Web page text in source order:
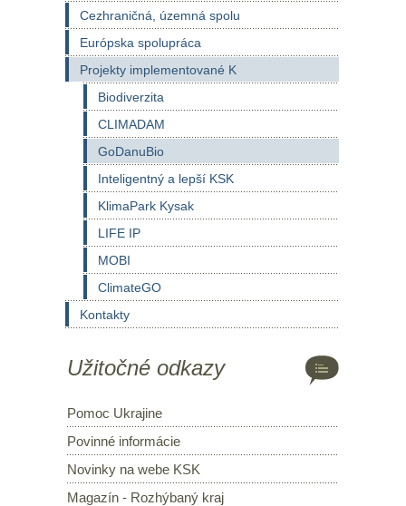
Cezhraničná, územná spolu
Európska spolupráca
Projekty implementované K
Biodiverzita
CLIMADAM
GoDanuBio
Inteligentný a lepší KSK
KlimaPark Kysak
LIFE IP
MOBI
ClimateGO
Kontakty
Užitočné odkazy
Pomoc Ukrajine
Povinné informácie
Novinky na webe KSK
Magazín - Rozhýbaný kraj